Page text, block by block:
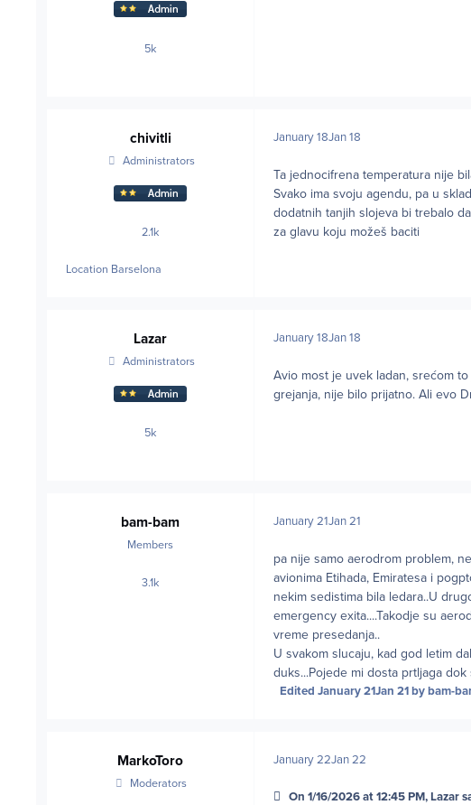
5kposts
chivitli
Administrators
2.1kposts
Location Barselona
January 18Jan 18
Ta jednocifrena temperatura nije
Svako ima svoju agendu, pa u
dodatnih tanjih slojeva bi trebalo
za glavu koju možeš baciti
Lazar
Administrators
5kposts
January 18Jan 18
Avio most je uvek ladan, srećom
grejanja, nije bilo prijatno. Ali evo
bam-bam
Members
3.1kposts
January 21Jan 21
pa nije samo aerodrom problem,
avionima Etihada, Emiratesa i
nekim sedistima bila ledara..U
emergency exita....Takodje su
vreme presedanja..
U svakom slucaju, kad god letim
duks...Pojede mi dosta prtljaga
Edited January 21Jan 21by bam-
MarkoToro
Moderators
January 22Jan 22
On 1/16/2026 at 12:45 PM, Lazar